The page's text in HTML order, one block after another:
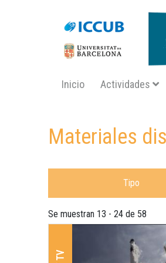
Navegació
Inicio Actividades
Materiales
Se muestran 13 - 24 de 58